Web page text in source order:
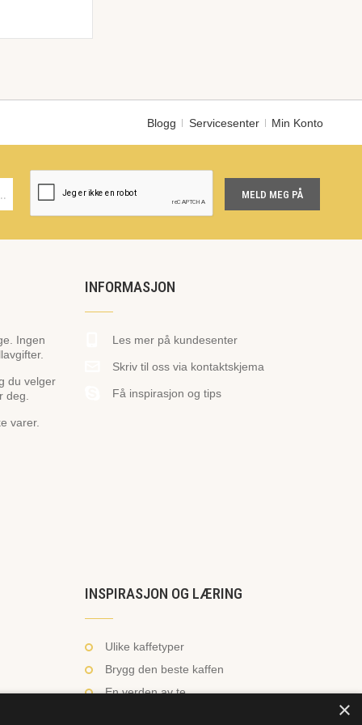
Blogg Servicesenter Min Konto
MELD MEG PÅ
Ingen
du velger
deg.
varer.
INFORMASJON
Les mer på kundesenter
Skriv til oss via kontaktskjema
Få inspirasjon og tips
INSPIRASJON OG LÆRING
Ulike kaffetyper
Brygg den beste kaffen
En verden av te
×